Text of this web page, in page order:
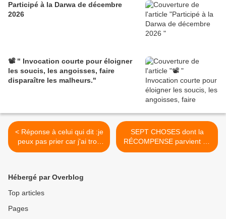
Participé à la Darwa de décembre
2026
📽️ " Invocation courte pour éloigner
les soucis, les angoisses, faire
disparaître les malheurs."
< Réponse à celui qui dit :je
peux pas prier car j'ai trop
de péchés
SEPT CHOSES dont la
RÉCOMPENSE parvient au
serviteur dans sa TOMBE >
Hébergé par Overblog
Top articles
Pages